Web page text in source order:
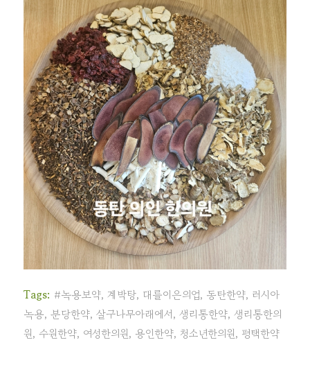
Tags: #녹용보약, 계박탕, 대를이은의업, 동탄한약, 러시아
녹용, 분당한약, 살구나무아래에서, 생리통한약, 생리통한의
원, 수원한약, 여성한의원, 용인한약, 청소년한의원, 평택한약